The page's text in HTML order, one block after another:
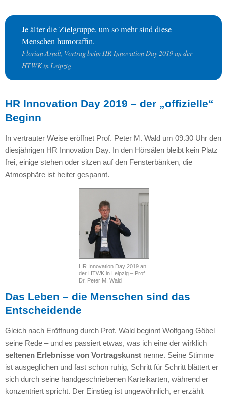
Je älter die Zielgruppe, um so mehr sind diese
Menschen humoraffin.
Florian Arndt, Vortrag beim HR Innovation Day 2019 an der
HTWK in Leipzig
HR Innovation Day 2019 – der „offizielle“
Beginn
In vertrauter Weise eröffnet Prof. Peter M. Wald um 09.30 Uhr den
diesjährigen HR Innovation Day. In den Hörsälen bleibt kein Platz
frei, einige stehen oder sitzen auf den Fensterbänken, die
Atmosphäre ist heiter gespannt.
HR Innovation Day 2019 an
der HTWK in Leipzig – Prof.
Dr. Peter M. Wald
Das Leben – die Menschen sind das
Entscheidende
Gleich nach Eröffnung durch Prof. Wald beginnt Wolfgang Göbel
seine Rede – und es passiert etwas, was ich eine der wirklich
seltenen Erlebnisse von Vortragskunstnenne. Seine Stimme
ist ausgeglichen und fast schon ruhig, Schritt für Schritt blättert er
sich durch seine handgeschriebenen Karteikarten, während er
konzentriert spricht. Der Einstieg ist ungewöhnlich, er erzählt